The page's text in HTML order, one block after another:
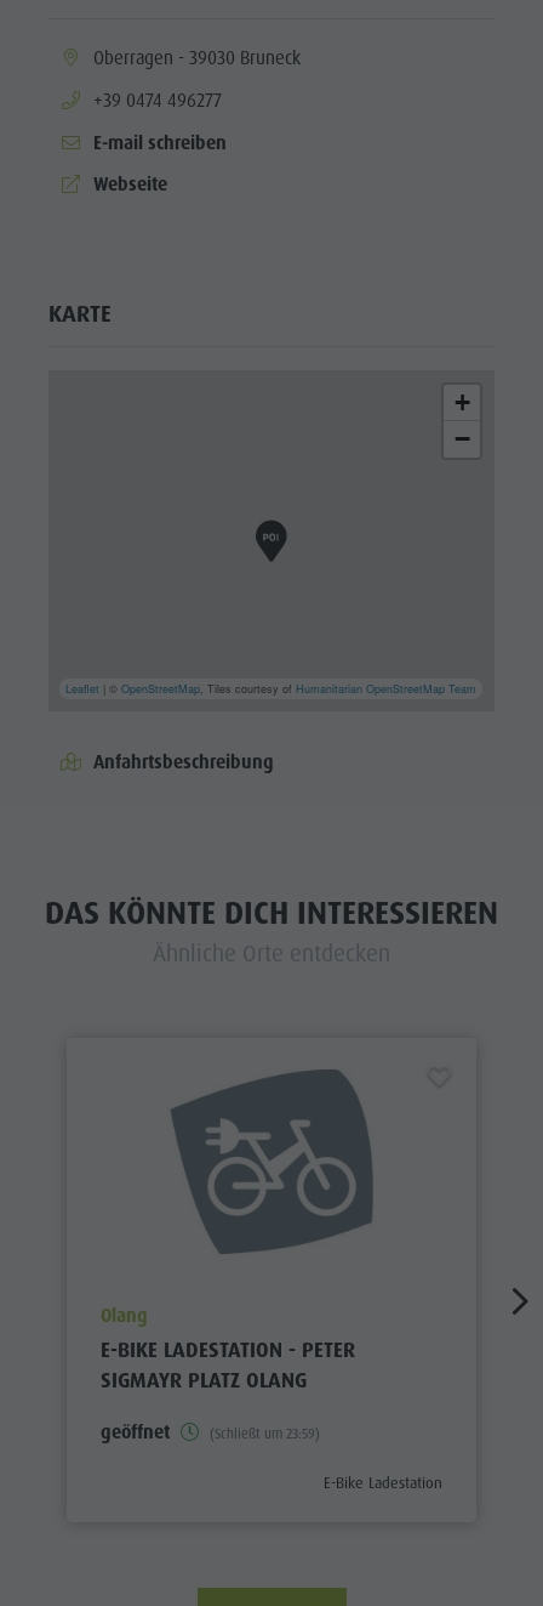
aria.location:
Oberragen - 39030 Bruneck
aria.phone:
+39 0474 496277
E-mail schreiben
aria.website:
Webseite
KARTE
+
−
Leaflet | ©OpenStreetMap, Tiles courtesy of Humanitarian OpenStreetMap Team
Anfahrtsbeschreibung
DAS KÖNNTE DICH INTERESSIEREN
Ähnliche Orte entdecken
aria.poi_location_prefix
Olang
E-BIKE LADESTATION - PETER
SIGMAYR PLATZ OLANG
geöffnet (Schließt um 23:59)
aria.poi_category_prefix
E-Bike Ladestation